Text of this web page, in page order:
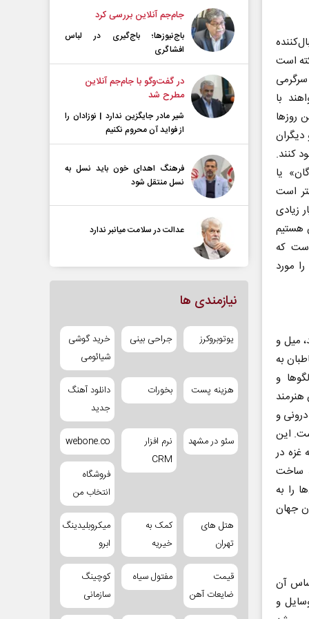
است
با
روزها
کنند.
یا
است
زیادی
هستیم
است که
مورد
میل و
به
و
و
این
در
ساخت
را به
جهان
آن
و
جام‌جم آنلاین بررسی کرد
باج‌نیوزها؛ باج‌گیری در لباس
افشاگری
در گفت‌و‌گو با جام‌جم آنلاین
مطرح شد
شیر مادر جایگزین ندارد | نوزادان را
از فواید آن محروم نکنیم
فرهنگ اهدای خون باید نسل به
نسل منتقل شود
عدالت در سلامت میانبر ندارد
نیازمندی ها
یوتوبروکرز جراحی بینی
خرید گوشی
شیائومی
هزینه پست بخورات
دانلود آهنگ
جدید
سئو در مشهد
نرم افزار
CRM
webone.co
فروشگاه
انتخاب من
هتل های
تهران
کمک به
خیریه
میکروبلیدینگ
ابرو
قیمت
ضایعات آهن
مفتول سیاه
کوچینگ
سازمانی